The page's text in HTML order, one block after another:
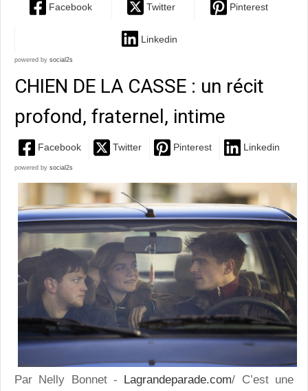
Facebook Twitter Pinterest
Linkedin
powered by social2s
CHIEN DE LA CASSE : un récit
profond, fraternel, intime
Facebook Twitter Pinterest Linkedin
powered by social2s
Par Nelly Bonnet - Lagrandeparade.com/ C’est une